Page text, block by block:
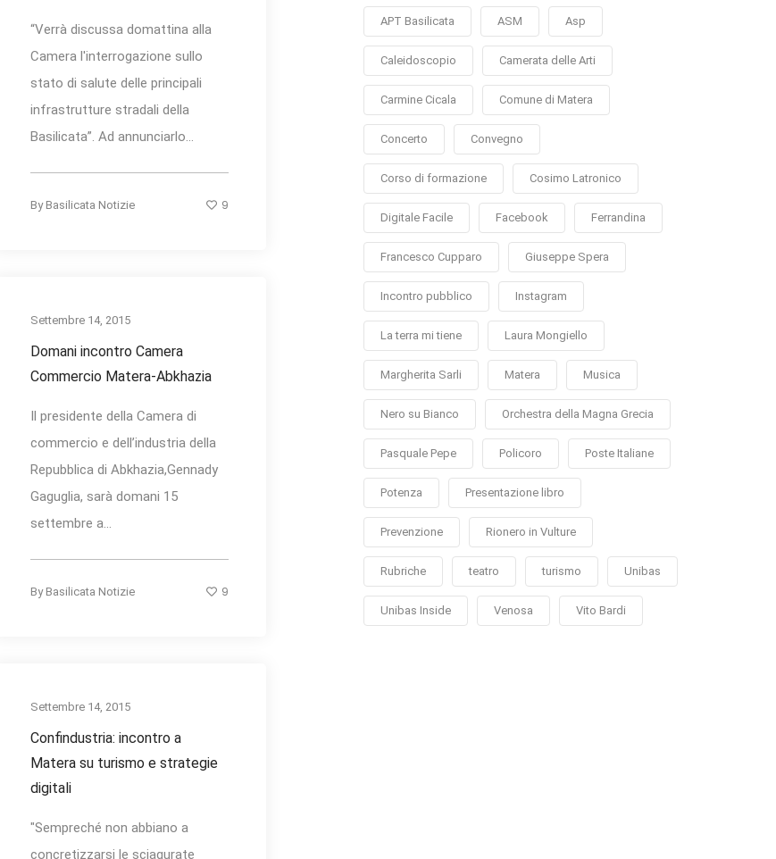
“Verrà discussa domattina alla
Camera l'interrogazione sullo
stato di salute delle principali
infrastrutture stradali della
Basilicata”. Ad annunciarlo...
By Basilicata Notizie 9
Settembre 14, 2015
Domani incontro Camera
Commercio Matera-Abkhazia
Il presidente della Camera di
commercio e dell’industria della
Repubblica di Abkhazia,Gennady
Gaguglia, sarà domani 15
settembre a...
By Basilicata Notizie 9
Settembre 14, 2015
Confindustria: incontro a
Matera su turismo e strategie
digitali
"Sempreché non abbiano a
concretizzarsi le sciagurate
APT Basilicata ASM Asp
Caleidoscopio Camerata delle Arti
Carmine Cicala Comune di Matera
Concerto Convegno
Corso di formazione Cosimo Latronico
Digitale Facile Facebook Ferrandina
Francesco Cupparo Giuseppe Spera
Incontro pubblico Instagram
La terra mi tiene Laura Mongiello
Margherita Sarli Matera Musica
Nero su Bianco Orchestra della Magna Grecia
Pasquale Pepe Policoro Poste Italiane
Potenza Presentazione libro
Prevenzione Rionero in Vulture
Rubriche teatro turismo Unibas
Unibas Inside Venosa Vito Bardi